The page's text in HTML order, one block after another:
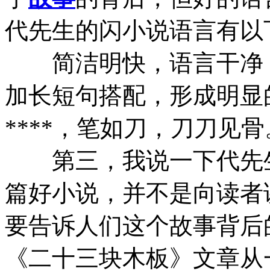
代先生的闪小说语言有
简洁明快，语言干净
加长短句搭配，形成明
****，笔如刀，刀刀见骨
第三，我说一下代先
篇好小说，并不是向读
要告诉人们这个故事背
《二十三块木板》文章